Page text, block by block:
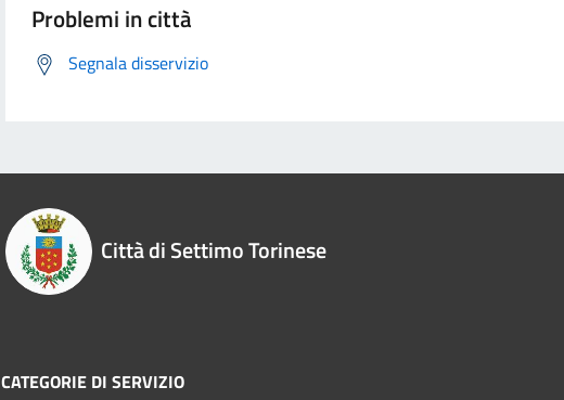
Problemi in città
Segnala disservizio
Città di Settimo Torinese
CATEGORIE DI SERVIZIO